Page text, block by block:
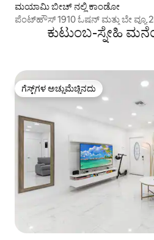
ಮಯಾಮಿ ಬೀಚ್ ನಲ್ಲಿ ಕಾಂಡೋ
ಪೆಂಟ್‌ಹೌಸ್ 1910 ಓಷನ್ ಮತ್ತು ಬೇ ವ್ಯೂ
ಕುಟುಂಬ-ಸ್ನೇಹಿ
ಗೆಸ್ಟ್‌ಗಳ ಅಚ್ಚುಮೆಚ್ಚಿನದು
ಗೆಸ್ಟ್‌ಗಳ ಅಚ್ಚುಮೆಚ್ಚಿನದು